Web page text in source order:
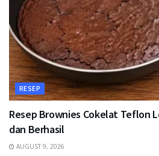
RESEP
Resep Brownies Cokelat Teflon
dan Berhasil
AUGUST 9, 2026